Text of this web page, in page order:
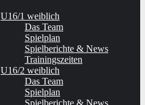
U16/1 weiblich
Das Team
Spielplan
Spielberichte & News
Trainingszeiten
U16/2 weiblich
Das Team
Spielplan
Spielberichte & News